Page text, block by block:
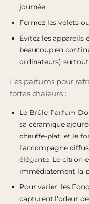
journée.
Fermez les volets
Évitez les appareils
beaucoup en
ordinateurs) surtout
Les parfums pour
fortes chaleurs :
Le Brûle-Parfum
sa céramique
chauffe-plat, et le
l’accompagne
élégante. Le citron
immédiatement la
Pour varier, les
capturent l’odeur